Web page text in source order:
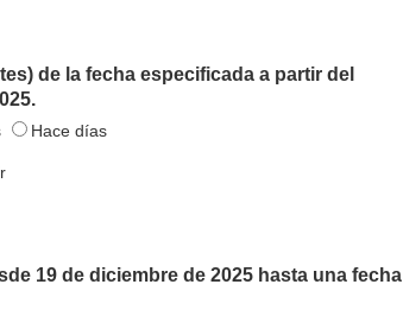
de la fecha especificada a partir del
Hace días
19 de diciembre de 2025 hasta una fecha